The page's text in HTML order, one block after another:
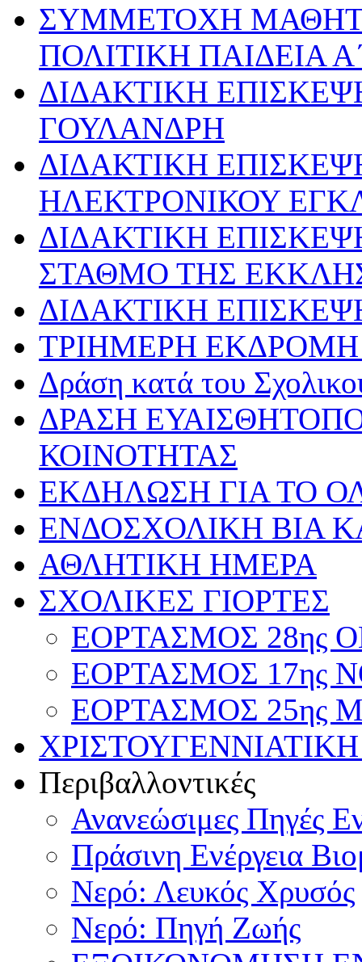
ΣΥΜΜΕΤΟΧΗ
ΠΟΛΙΤΙΚΗ ΠΑΙΔΕΙΑ
ΔΙΔΑΚΤΙΚΗ
ΓΟΥΛΑΝΔΡΗ
ΔΙΔΑΚΤΙΚΗ
ΗΛΕΚΤΡΟΝΙΚΟΥ
ΔΙΔΑΚΤΙΚΗ
ΣΤΑΘΜΟ ΤΗΣ
ΔΙΔΑΚΤΙΚΗ
ΤΡΙΗΜΕΡΗ ΕΚΔΡΟΜΗ
Δράση κατά του
ΔΡΑΣΗ
ΚΟΙΝΟΤΗΤΑΣ
ΕΚΔΗΛΩΣΗ ΓΙΑ ΤΟ
ΕΝΔΟΣΧΟΛΙΚΗ ΒΙΑ
ΑΘΛΗΤΙΚΗ ΗΜΕΡΑ
ΣΧΟΛΙΚΕΣ ΓΙΟΡΤΕΣ
ΕΟΡΤΑΣΜΟΣ 28ης
ΕΟΡΤΑΣΜΟΣ 17ης
ΕΟΡΤΑΣΜΟΣ 25ης
Περιβαλλοντικές
Ανανεώσιμες Πηγές
Πράσινη Ενέργεια
Νερό: Λευκός Χρυσός
Νερό: Πηγή Ζωής